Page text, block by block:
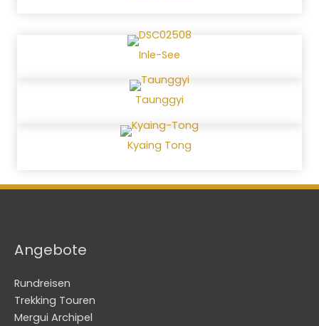
Inle-See
Taunggyi
Kyaing Tong
Angebote
Rundreisen
Trekking Touren
Mergui Archipel